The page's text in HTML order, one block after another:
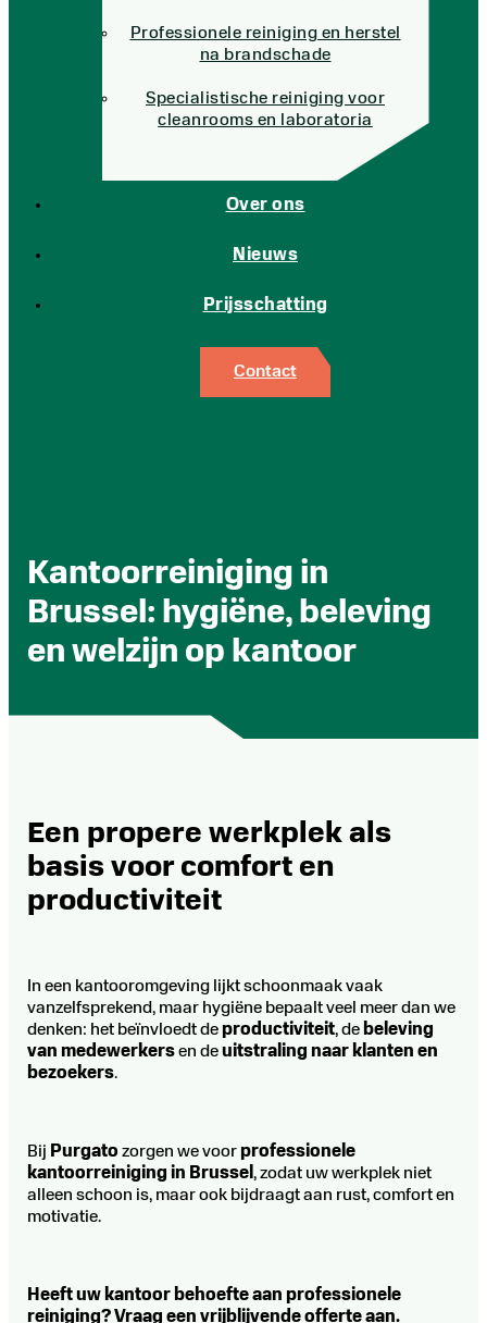
Professionele reiniging en herstel
na brandschade
Specialistische reiniging voor
cleanrooms en laboratoria
Over ons
Nieuws
Prijsschatting
Contact
Kantoorreiniging in
Brussel: hygiëne, beleving
en welzijn op kantoor
Een propere werkplek als
basis voor comfort en
productiviteit
In een kantooromgeving lijkt schoonmaak vaak
vanzelfsprekend, maar hygiëne bepaalt veel meer dan we
denken: het beïnvloedt deproductiviteit, de beleving
van medewerkersen deuitstraling naar klanten en
bezoekers.
Bij Purgato zorgen we voorprofessionele
kantoorreiniging in Brussel, zodat uw werkplek niet
alleen schoon is, maar ook bijdraagt aan rust, comfort en
motivatie.
Heeft uw kantoor behoefte aan professionele
reiniging? Vraag een vrijblijvende offerte aan.